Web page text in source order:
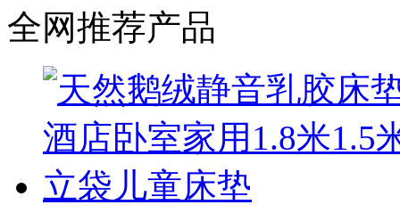
全网推荐产品